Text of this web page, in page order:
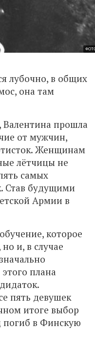
лубочно, в общих
она там
Валентина прошла
от мужчин,
Женщинам
лётчицы не
самых
Став будущими
Армии в
которое
и, в случае
плана
пять девушек
итоге выбор
погиб в Финскую